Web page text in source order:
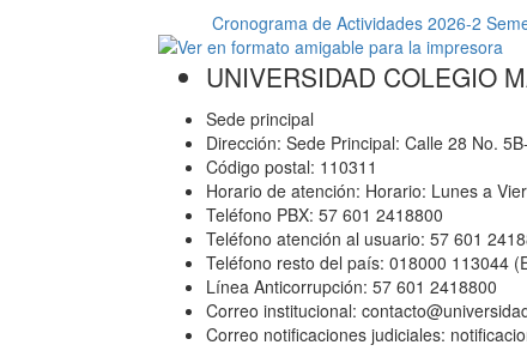
Cronograma de Actividades 2026-2
UNIVERSIDAD COLEGIO
Sede principal
Dirección: Sede Principal: Calle 28 No.
Código postal: 110311
Horario de atención: Horario: Lunes a
Teléfono PBX: 57 601 2418800
Teléfono atención al usuario: 57 601
Teléfono resto del país: 018000 113044
Línea Anticorrupción: 57 601 2418800
Correo institucional:
Correo notificaciones judiciales: